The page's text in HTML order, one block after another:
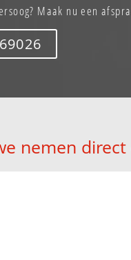
Maak nu een
nemen